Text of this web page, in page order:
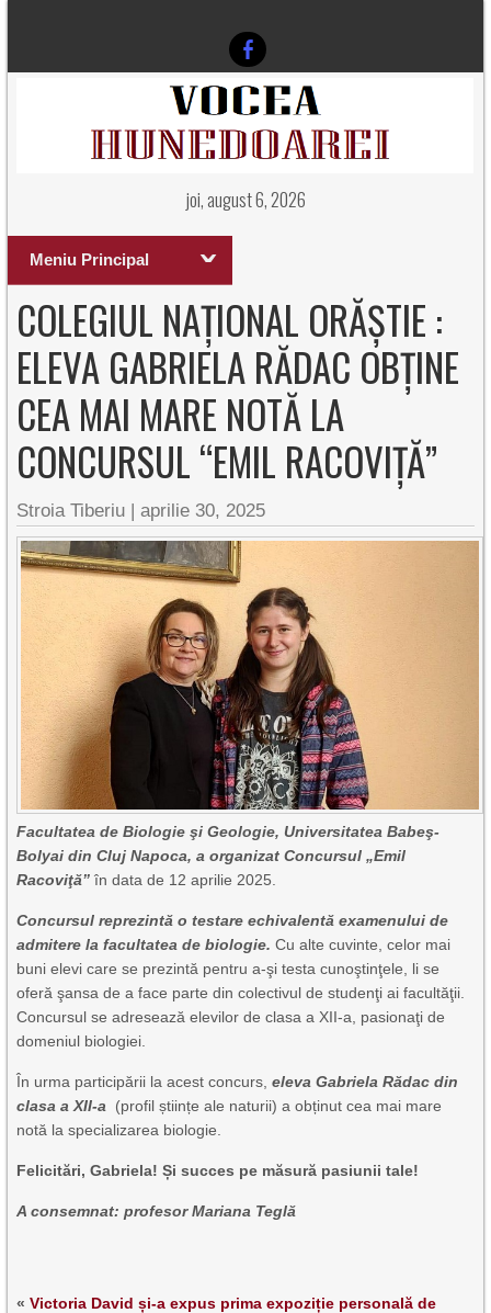
joi, august 6, 2026
Meniu Principal
COLEGIUL NAȚIONAL ORĂȘTIE :
ELEVA GABRIELA RĂDAC OBȚINE
CEA MAI MARE NOTĂ LA
CONCURSUL “EMIL RACOVIȚĂ”
Stroia Tiberiu |aprilie 30, 2025
Facultatea de Biologie şi Geologie, Universitatea Babeş-
Bolyai din Cluj Napoca, a organizat Concursul „Emil
Racoviţă” în data de 12 aprilie 2025.
Concursul reprezintă o testare echivalentă examenului de
admitere la facultatea de biologie. Cu alte cuvinte, celor mai
buni elevi care se prezintă pentru a-şi testa cunoştinţele, li se
oferă şansa de a face parte din colectivul de studenţi ai facultăţii.
Concursul se adresează elevilor de clasa a XII-a, pasionaţi de
domeniul biologiei.
În urma participării la acest concurs,eleva Gabriela Rădac din
clasa a XII-a
(profil științe ale naturii) a obținut cea mai mare
notă la specializarea biologie.
Felicitări, Gabriela! Și succes pe măsură pasiunii tale!
A consemnat: profesor Mariana Teglă
«Victoria David și-a expus prima expoziție personală de